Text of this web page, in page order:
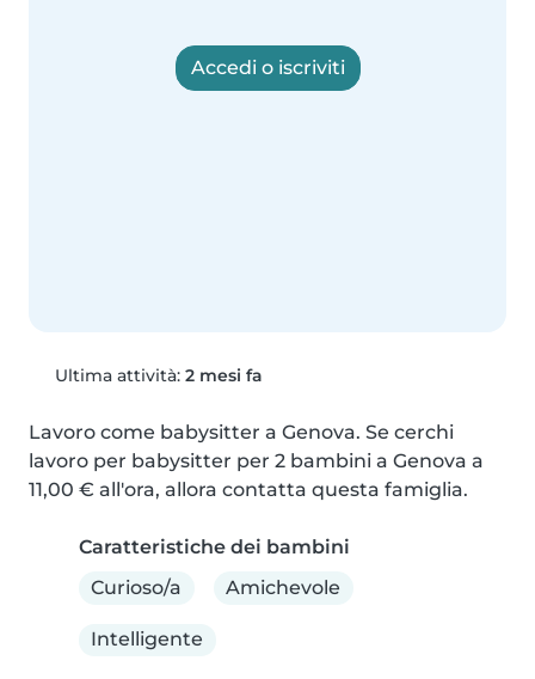
Accedi o iscriviti
Ultima attività: 2 mesi fa
Lavoro come babysitter a Genova. Se cerchi
lavoro per babysitter per 2 bambini a Genova a
11,00 € all'ora, allora contatta questa famiglia.
Caratteristiche dei bambini
Curioso/a
Amichevole
Intelligente